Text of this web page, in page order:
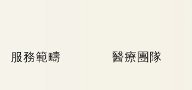
服務範疇 醫療團隊